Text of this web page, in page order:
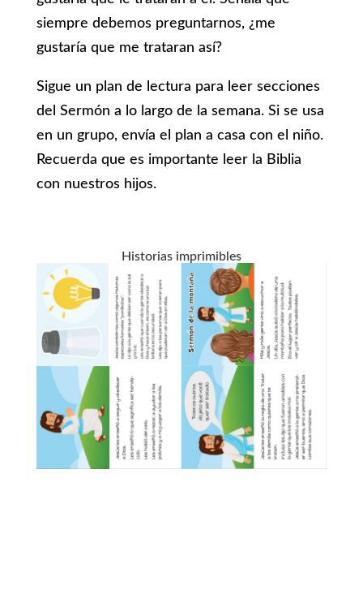
siempre debemos preguntarnos, ¿me
gustaría que me trataran así?
Sigue un plan de lectura para leer secciones
del Sermón a lo largo de la semana. Si se usa
en un grupo, envía el plan a casa con el niño.
Recuerda que es importante leer la Biblia
con nuestros hijos.
Historias imprimibles